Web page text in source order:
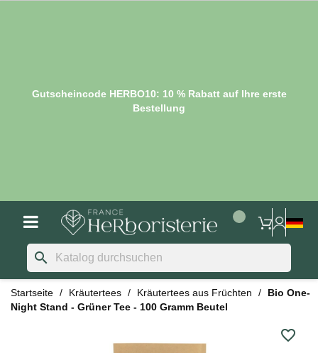
Gutscheincode HERBO10: 10 % Rabatt auf Ihre erste
Bestellung
search
Startseite Kräutertees Kräutertees aus Früchten
Bio One-
Night Stand - Grüner Tee - 100 Gramm Beutel
favorite_border